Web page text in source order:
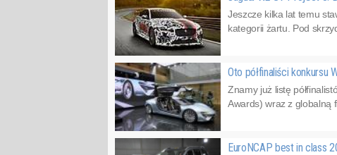
Jeszcze kilka lat temu
kategorii żartu. Pod
Oto półfinaliści konkursu
Znamy już listę
Awards) wraz z globalną
EuroNCAP best in class